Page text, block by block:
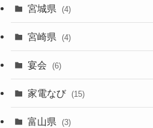
宮城県 (4)
宮崎県 (4)
宴会 (6)
家電なび (15)
富山県 (3)